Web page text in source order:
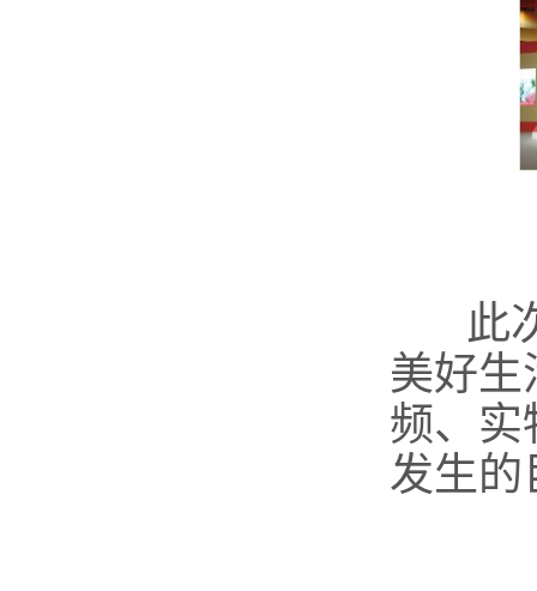
此
美好生
频、实
发生